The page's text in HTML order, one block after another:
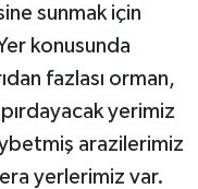
sunmak için
konusunda
fazlası orman,
yerimiz
arazilerimiz
yerlerimiz var.